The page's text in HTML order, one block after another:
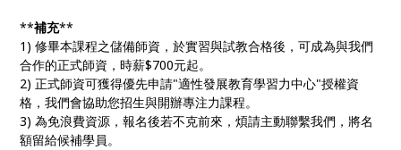
**補充**
1) 修畢本課程之儲備師資，於實習與試教合格後，可成為與我們
合作的正式師資，時薪$700元起。
2) 正式師資可獲得優先申請"適性發展教育學習力中心"授權資
格，我們會協助您招生與開辦專注力課程。
3) 為免浪費資源，報名後若不克前來，煩請主動聯繫我們，將名
額留給候補學員。